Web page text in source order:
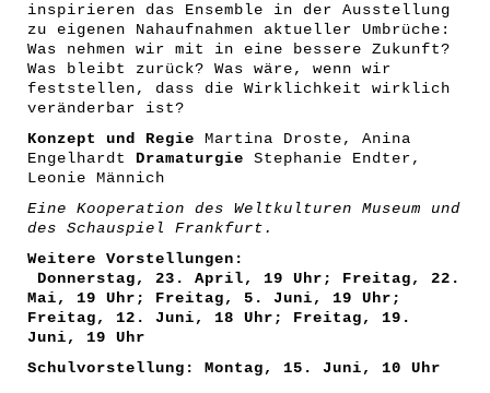
inspirieren das Ensemble in der Ausstellung
zu eigenen Nahaufnahmen aktueller Umbrüche:
Was nehmen wir mit in eine bessere Zukunft?
Was bleibt zurück? Was wäre, wenn wir
feststellen, dass die Wirklichkeit wirklich
veränderbar ist?
Konzept und Regie Martina Droste, Anina
Engelhardt Dramaturgie Stephanie Endter,
Leonie Männich
Eine Kooperation des Weltkulturen Museum und
des Schauspiel Frankfurt.
Weitere Vorstellungen:
Donnerstag, 23. April, 19 Uhr; Freitag, 22.
Mai, 19 Uhr; Freitag, 5. Juni, 19 Uhr;
Freitag, 12. Juni, 18 Uhr; Freitag, 19.
Juni, 19 Uhr
Schulvorstellung: Montag, 15. Juni, 10 Uhr